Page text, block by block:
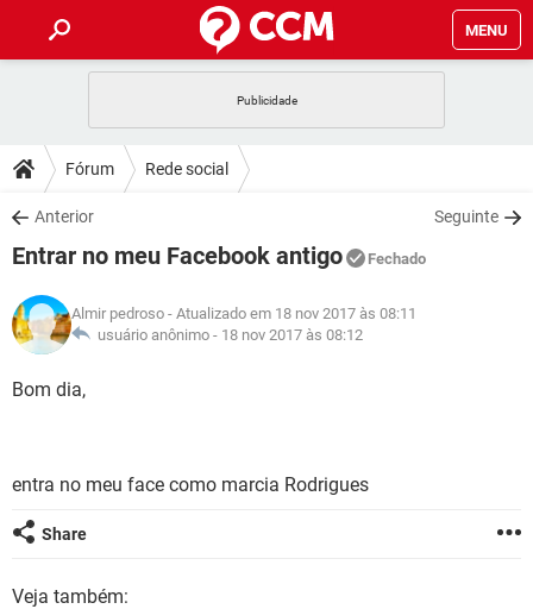
MENU
CELULAR
OUTLOOK
INSTAGRAM GMAIL
GUIA DE COMPRAS
DICAS
JOGOS
INSTAGRAM GMAIL
GUIA DE COMPRAS
DOWNLOADS
JOGOS WHATSAPP
CELULAR
OUTLOOK EXCEL
INSTAGRAM
JOGOS WHATSAPP
CELULAR
OUTLOOK
GUIA DE COMPRAS
GLOSSÁRIO
JOGOS
GUIA DE COMPRAS
Fórum Rede social
Anterior Seguinte
Entrar no meu Facebook antigo Fechado
Almir pedroso - Atualizado em 18 nov 2017 às 08:11
usuário anônimo - 18 nov 2017 às 08:12
Bom dia,
entra no meu face como marcia Rodrigues
Share
Veja também: